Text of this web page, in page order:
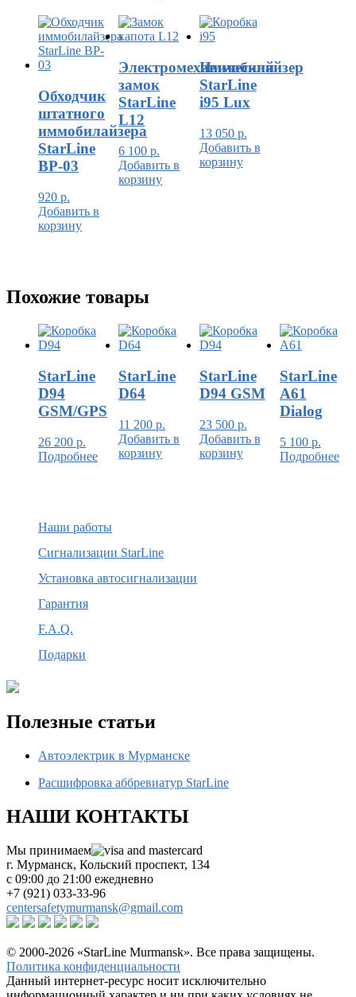
Обходчик
штатного
иммобилайзера
StarLine
BP-03
920 р.
Добавить в
корзину
Электромеханический
замок
StarLine
L12
6 100р.
Добавить в
корзину
Иммобилайзер
StarLine
i95 Lux
13 050 р.
Добавить в
корзину
Похожие товары
StarLine
D94
GSM/GPS
26 200 р.
Подробнее
StarLine
D64
11 200р.
Добавить в
корзину
StarLine
D94 GSM
23 500 р.
Добавить в
корзину
StarLine
A61
Dialog
5 100 р.
Подробнее
Наши работы
Сигнализации StarLine
Установка автосигнализации
Гарантия
F.A.Q.
Подарки
Полезные статьи
Автоэлектрик в Мурманске
Расшифровка аббревиатур StarLine
НАШИ КОНТАКТЫ
Мы принимаем
г. Мурманск, Кольский проспект, 134
с 09:00 до 21:00 ежедневно
+7 (921) 033-33-96
centersafetymurmansk@gmail.com
© 2000-2026 «StarLine Murmansk». Все права защищены.
Политика конфиденциальности
Данный интернет-ресурс носит исключительно